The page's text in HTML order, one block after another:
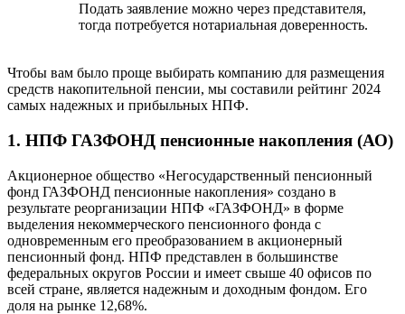
Подать заявление можно через представителя,
тогда потребуется нотариальная доверенность.
Чтобы вам было проще выбирать компанию для размещения
средств накопительной пенсии, мы составили рейтинг 2024
самых надежных и прибыльных НПФ.
1. НПФ ГАЗФОНД пенсионные накопления (АО)
Акционерное общество «Негосударственный пенсионный
фонд ГАЗФОНД пенсионные накопления» создано в
результате реорганизации НПФ «ГАЗФОНД» в форме
выделения некоммерческого пенсионного фонда с
одновременным его преобразованием в акционерный
пенсионный фонд. НПФ представлен в большинстве
федеральных округов России и имеет свыше 40 офисов по
всей стране, является надежным и доходным фондом. Его
доля на рынке 12,68%.